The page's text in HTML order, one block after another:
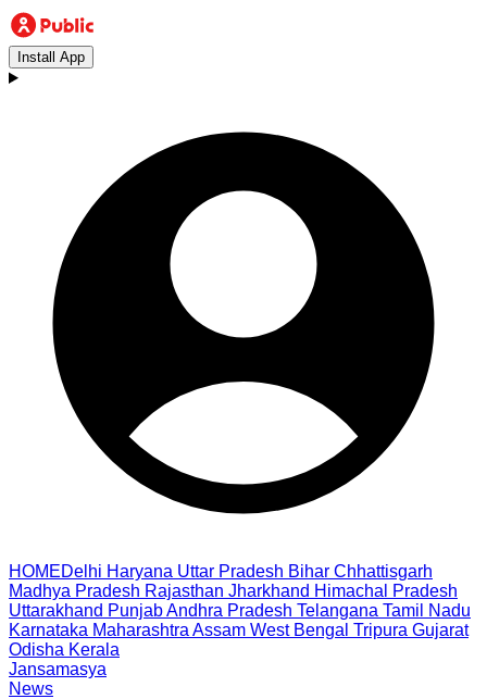
Install App
HOMEDelhi Haryana Uttar Pradesh Bihar Chhattisgarh
Madhya Pradesh Rajasthan Jharkhand Himachal Pradesh
Uttarakhand PunjabAndhra Pradesh Telangana Tamil Nadu
Karnataka Maharashtra Assam West Bengal Tripura Gujarat
Odisha Kerala
Jansamasya
News